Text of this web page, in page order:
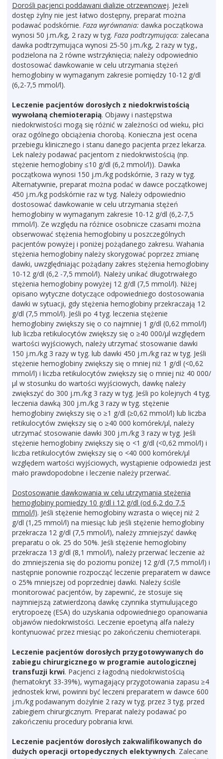
Dorośli pacjenci poddawani dializie otrzewnowej. Jeżeli
dostęp żylny nie jest łatwo dostępny, preparat można
podawać podskórnie. Faza wyrównania: dawka początkowa
wynosi 50 j.m./kg, 2 razy w tyg. Faza podtrzymująca: zalecana
dawka podtrzymująca wynosi 25-50 j.m./kg, 2 razy w tyg.,
podzielona na 2 równe wstrzyknięcia; należy odpowiednio
dostosować dawkowanie w celu utrzymania stężeń
hemoglobiny w wymaganym zakresie pomiędzy 10-12 g/dl
(6,2-7,5 mmol/l).
Leczenie pacjentów dorosłych z niedokrwistością
wywołaną chemioterapią. Objawy i następstwa
niedokrwistości mogą się różnić w zależności od wieku, płci
oraz ogólnego obciążenia chorobą. Konieczna jest ocena
przebiegu klinicznego i stanu danego pacjenta przez lekarza.
Lek należy podawać pacjentom z niedokrwistością (np.
stężenie hemoglobiny ≤10 g/dl (6,2 mmol/l)). Dawka
początkowa wynosi 150 j.m./kg podskórnie, 3 razy w tyg.
Alternatywnie, preparat można podać w dawce początkowej
450 j.m./kg podskórnie raz w tyg. Należy odpowiednio
dostosować dawkowanie w celu utrzymania stężeń
hemoglobiny w wymaganym zakresie 10-12 g/dl (6,2-7,5
mmol/l). Ze względu na różnice osobnicze czasami można
obserwować stężenia hemoglobiny u poszczególnych
pacjentów powyżej i poniżej pożądanego zakresu. Wahania
stężenia hemoglobiny należy skorygować poprzez zmianę
dawki, uwzględniając pożądany zakres stężenia hemoglobiny
10-12 g/dl (6,2 -7,5 mmol/l). Należy unikać długotrwałego
stężenia hemoglobiny powyżej 12 g/dl (7,5 mmol/l). Niżej
opisano wytyczne dotyczące odpowiedniego dostosowania
dawki w sytuacji, gdy stężenia hemoglobiny przekraczają 12
g/dl (7,5 mmol/l). Jeśli po 4 tyg. leczenia stężenie
hemoglobiny zwiększy się o co najmniej 1 g/dl (0,62 mmol/l)
lub liczba retikulocytów zwiększy się o ≥40 000/μl względem
wartości wyjściowych, należy utrzymać stosowanie dawki
150 j.m./kg 3 razy w tyg. lub dawki 450 j.m./kg raz w tyg. Jeśli
stężenie hemoglobiny zwiększy się o mniej niż 1 g/dl (<0,62
mmol/l) i liczba retikulocytów zwiększy się o mniej niż 40 000/
μl w stosunku do wartości wyjściowych, dawkę należy
zwiększyć do 300 j.m./kg 3 razy w tyg. Jeśli po kolejnych 4 tyg.
leczenia dawką 300 j.m./kg 3 razy w tyg. stężenie
hemoglobiny zwiększy się o ≥1 g/dl (≥0,62 mmol/l) lub liczba
retikulocytów zwiększy się o ≥40 000 komórek/μl, należy
utrzymać stosowanie dawki 300 j.m./kg 3 razy w tyg. Jeśli
stężenie hemoglobiny zwiększy się o <1 g/dl (<0,62 mmol/l) i
liczba retikulocytów zwiększy się o <40 000 komórek/μl
względem wartości wyjściowych, wystąpienie odpowiedzi jest
mało prawdopodobne i leczenie należy przerwać.
Dostosowanie dawkowania w celu utrzymania stężenia
hemoglobiny pomiędzy 10 g/dl i 12 g/dl (od 6,2 do 7,5
mmol/l). Jeśli stężenie hemoglobiny wzrasta o więcej niż 2
g/dl (1,25 mmol/l) na miesiąc lub jeśli stężenie hemoglobiny
przekracza 12 g/dl (7,5 mmol/l), należy zmniejszyć dawkę
preparatu o ok. 25 do 50%. Jeśli stężenie hemoglobiny
przekracza 13 g/dl (8,1 mmol/l), należy przerwać leczenie aż
do zmniejszenia się do poziomu poniżej 12 g/dl (7,5 mmol/l) i
następnie ponownie rozpocząć leczenie preparatem w dawce
o 25% mniejszej od poprzedniej dawki. Należy ściśle
monitorować pacjentów, by zapewnić, że stosuje się
najmniejszą zatwierdzoną dawkę czynnika stymulującego
erytropoezę (ESA) do uzyskania odpowiedniego opanowania
objawów niedokrwistości. Leczenie epoetyną alfa należy
kontynuować przez miesiąc po zakończeniu chemioterapii.
Leczenie pacjentów dorosłych przygotowywanych do
zabiegu chirurgicznego w programie autologicznej
transfuzji krwi. Pacjenci z łagodną niedokrwistością
(hematokryt 33-39%), wymagający przygotowania zapasu ≥4
jednostek krwi, powinni być leczeni preparatem w dawce 600
j.m./kg podawanym dożylnie 2 razy w tyg. przez 3 tyg. przed
zabiegiem chirurgicznym. Preparat należy podawać po
zakończeniu procedury pobrania krwi.
Leczenie pacjentów dorosłych zakwalifikowanych do
dużych operacji ortopedycznych elektywnych. Zalecane